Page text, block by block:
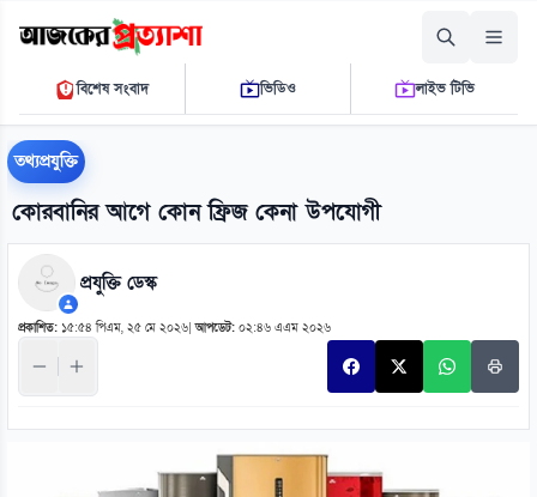
রোববার, ০৯ আগস্ট ২০২৬
১১ ৪৩ ৪৫ এ.এম.THE DAILY AJKER PROTTASHA
বিশেষ সংবাদ ভিডিও লাইভ টিভি
তথ্যপ্রযুক্তি
কোরবানির আগে কোন ফ্রিজ কেনা উপযোগী
প্রযুক্তি ডেস্ক
প্রকাশিত: ১৫:৫৪ পিএম, ২৫ মে ২০২৬ |আপডেট: ০২:৪৬ এএম ২০২৬